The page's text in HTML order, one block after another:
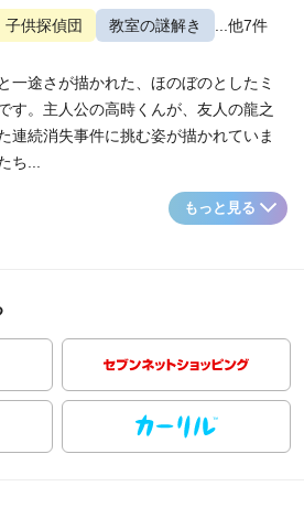
子供探偵団 教室の謎解き ...他7件
一途さが描かれた、ほのぼのとしたミ
す。主人公の高時くんが、友人の龍之
連続消失事件に挑む姿が描かれていま
ち...
もっと見る